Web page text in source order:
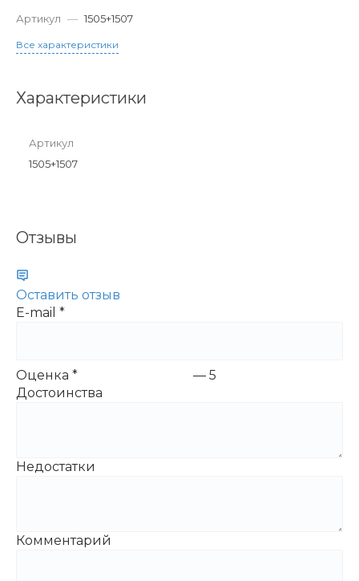
Артикул — 1505+1507
Все характеристики
Характеристики
Артикул
1505+1507
Отзывы
Оставить отзыв
E-mail *
Оценка * — 5
Достоинства
Недостатки
Комментарий